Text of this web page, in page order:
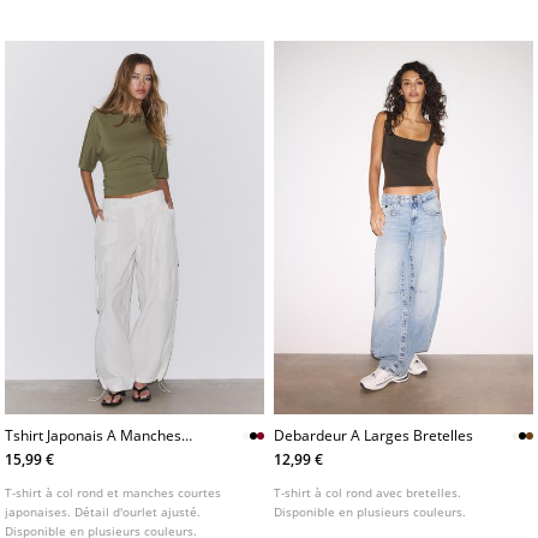
Tshirt Japonais A Manches
Courtes
15,99 €
T-shirt à col rond et manches courtes
japonaises. Détail d'ourlet ajusté.
Disponible en plusieurs couleurs.
Debardeur A Larges Bretelles
12,99 €
T-shirt à col rond avec bretelles.
Disponible en plusieurs couleurs.